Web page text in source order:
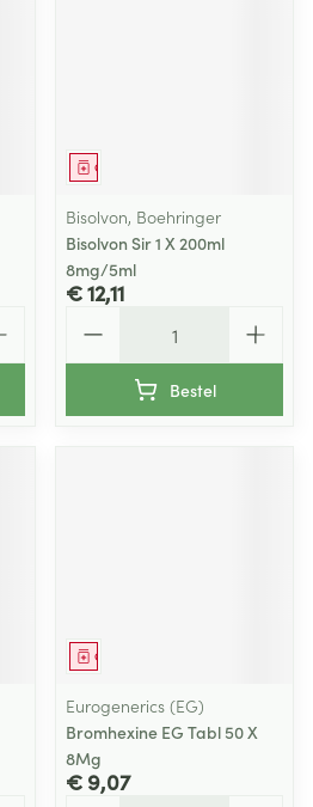
Geneesmiddel
Bisolvon, Boehringer
Bisolvon Sir 1 X 200ml
8mg/5ml
€ 12,11
Bestel
Geneesmiddel
Eurogenerics (EG)
Bromhexine EG Tabl 50 X
8Mg
€ 9,07